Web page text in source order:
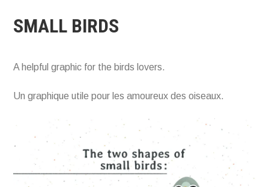
SMALL BIRDS
A helpful graphic for the birds lovers.
Un graphique utile pour les amoureux des oiseaux.